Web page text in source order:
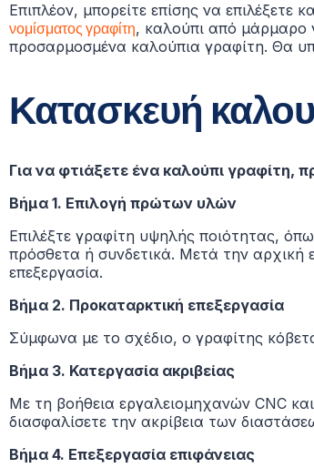
Επιπλέον, μπορείτε επίσης να
νομίσματος γραφίτη, καλούπι από μάρμαρο
προσαρμοσμένα καλούπια γραφίτη. Θα
Κατασκευή
Για να φτιάξετε ένα καλούπι γραφίτη,
Βήμα 1. Επιλογή πρώτων υλών
Επιλέξτε γραφίτη υψηλής ποιότητας,
πρόσθετα ή συνδετικά. Μετά την αρχική
επεξεργασία.
Βήμα 2. Προκαταρκτική επεξεργασία
Σύμφωνα με το σχέδιο, ο γραφίτης
Βήμα 3. Κατεργασία ακριβείας
Με τη βοήθεια εργαλειομηχανών CNC
διασφαλίσετε την ακρίβεια των
Βήμα 4. Επεξεργασία επιφάνειας